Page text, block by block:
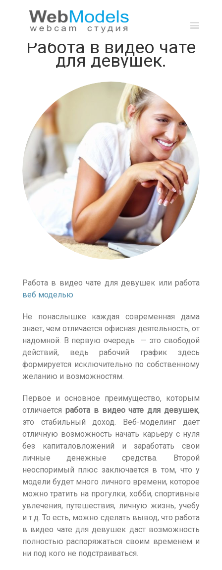
Работа в видео чате для девушек.
Работа в видео чате
для девушек.
Работа в видео чате для девушек или работа
веб моделью
Не понаслышке каждая современная дама
знает, чем отличается офисная деятельность, от
надомной. В первую очередь — это свободой
действий, ведь рабочий график здесь
формируется исключительно по собственному
желанию и возможностям.
Первое и основное преимущество, которым
отличается работа в видео чате для девушек,
это стабильный доход. Веб-моделинг дает
отличную возможность начать карьеру с нуля
без капиталовложений и заработать свои
личные денежные средства. Второй
неоспоримый плюс заключается в том, что у
модели будет много личного времени, которое
можно тратить на прогулки, хобби, спортивные
увлечения, путешествия, личную жизнь, учебу
и т.д. То есть, можно сделать вывод, что работа
в видео чате для девушек даст возможность
полностью распоряжаться своим временем и
ни под кого не подстраиваться.